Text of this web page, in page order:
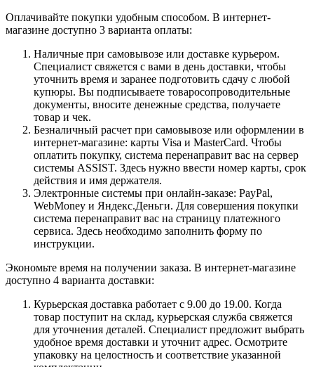
Оплачивайте покупки удобным способом. В интернет-
магазине доступно 3 варианта оплаты:
Наличные при самовывозе или доставке курьером.
Специалист свяжется с вами в день доставки, чтобы
уточнить время и заранее подготовить сдачу с любой
купюры. Вы подписываете товаросопроводительные
документы, вносите денежные средства, получаете
товар и чек.
Безналичный расчет при самовывозе или оформлении в
интернет-магазине: карты Visa и MasterCard. Чтобы
оплатить покупку, система перенаправит вас на сервер
системы ASSIST. Здесь нужно ввести номер карты, срок
действия и имя держателя.
Электронные системы при онлайн-заказе: PayPal,
WebMoney и Яндекс.Деньги. Для совершения покупки
система перенаправит вас на страницу платежного
сервиса. Здесь необходимо заполнить форму по
инструкции.
Экономьте время на получении заказа. В интернет-магазине
доступно 4 варианта доставки:
Курьерская доставка работает с 9.00 до 19.00. Когда
товар поступит на склад, курьерская служба свяжется
для уточнения деталей. Специалист предложит выбрать
удобное время доставки и уточнит адрес. Осмотрите
упаковку на целостность и соответствие указанной